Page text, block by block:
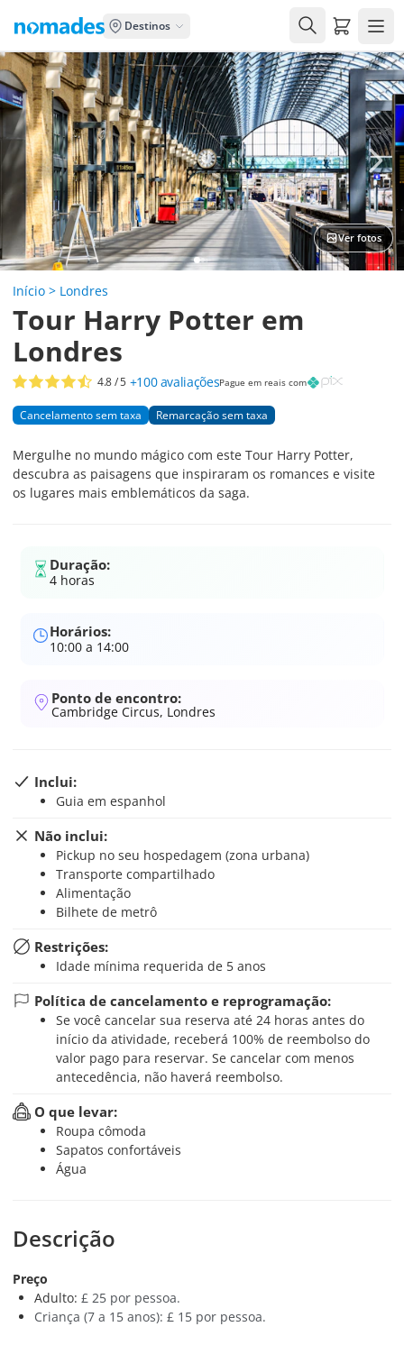
Destinos Carrito
Ver fotos
Início > Londres
Tour Harry Potter em
Londres
4.8/ 5 +100 avaliaçõesPague em reais com
Cancelamento sem taxa Remarcação sem taxa
Mergulhe no mundo mágico com este Tour Harry Potter,
descubra as paisagens que inspiraram os romances e visite
os lugares mais emblemáticos da saga.
Duração:
4 horas
Horários:
10:00 a 14:00
Ponto de encontro:
Cambridge Circus, Londres
Inclui:
Guia em espanhol
Não inclui:
Pickup no seu hospedagem (zona urbana)
Transporte compartilhado
Alimentação
Bilhete de metrô
Restrições:
Idade mínima requerida de 5 anos
Política de cancelamento e reprogramação:
Se você cancelar sua reserva até 24 horas antes do
início da atividade, receberá 100% de reembolso do
valor pago para reservar. Se cancelar com menos
antecedência, não haverá reembolso.
O que levar:
Roupa cômoda
Sapatos confortáveis
Água
Descrição
Preço
Adulto: £ 25 por pessoa.
Criança (7 a 15 anos): £ 15 por pessoa.